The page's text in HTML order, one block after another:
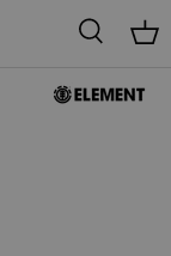
Suche